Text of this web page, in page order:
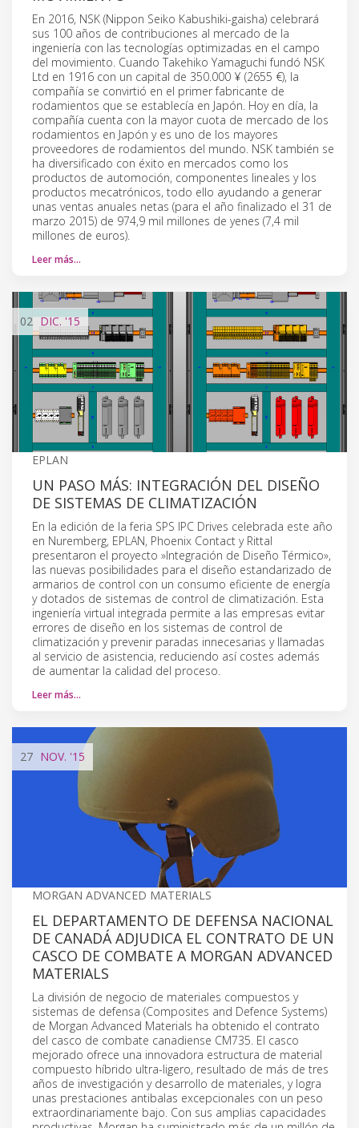
En 2016, NSK (Nippon Seiko Kabushiki-gaisha) celebrará
sus 100 años de contribuciones al mercado de la
ingeniería con las tecnologías optimizadas en el campo
del movimiento. Cuando Takehiko Yamaguchi fundó NSK
Ltd en 1916 con un capital de 350.000 ¥ (2655 €), la
compañía se convirtió en el primer fabricante de
rodamientos que se establecía en Japón. Hoy en día, la
compañía cuenta con la mayor cuota de mercado de los
rodamientos en Japón y es uno de los mayores
proveedores de rodamientos del mundo. NSK también se
ha diversificado con éxito en mercados como los
productos de automoción, componentes lineales y los
productos mecatrónicos, todo ello ayudando a generar
unas ventas anuales netas (para el año finalizado el 31 de
marzo 2015) de 974,9 mil millones de yenes (7,4 mil
millones de euros).
Leer más…
02 DIC.'15
EPLAN
UN PASO MÁS: INTEGRACIÓN DEL DISEÑO
DE SISTEMAS DE CLIMATIZACIÓN
En la edición de la feria SPS IPC Drives celebrada este año
en Nuremberg, EPLAN, Phoenix Contact y Rittal
presentaron el proyecto »Integración de Diseño Térmico»,
las nuevas posibilidades para el diseño estandarizado de
armarios de control con un consumo eficiente de energía
y dotados de sistemas de control de climatización. Esta
ingeniería virtual integrada permite a las empresas evitar
errores de diseño en los sistemas de control de
climatización y prevenir paradas innecesarias y llamadas
al servicio de asistencia, reduciendo así costes además
de aumentar la calidad del proceso.
Leer más…
27 NOV. '15
MORGAN ADVANCED MATERIALS
EL DEPARTAMENTO DE DEFENSA NACIONAL
DE CANADÁ ADJUDICA EL CONTRATO DE UN
CASCO DE COMBATE A MORGAN ADVANCED
MATERIALS
La división de negocio de materiales compuestos y
sistemas de defensa (Composites and Defence Systems)
de Morgan Advanced Materials ha obtenido el contrato
del casco de combate canadiense CM735. El casco
mejorado ofrece una innovadora estructura de material
compuesto híbrido ultra-ligero, resultado de más de tres
años de investigación y desarrollo de materiales, y logra
unas prestaciones antibalas excepcionales con un peso
extraordinariamente bajo. Con sus amplias capacidades